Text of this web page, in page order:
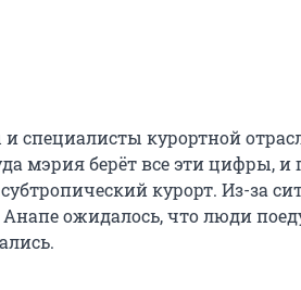
и специалисты курортной
мэрия берёт все эти цифры, и
курорт. Из-за
ожидалось, что люди